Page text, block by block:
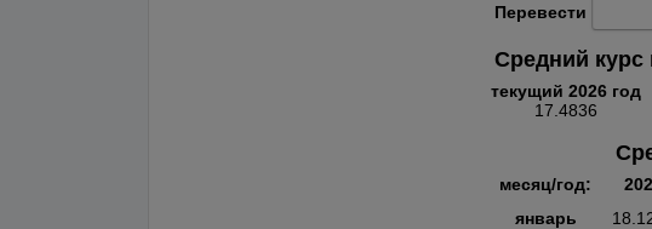
Перевести
Средний
текущий 2026 год
17.4836
месяц/год:
январь